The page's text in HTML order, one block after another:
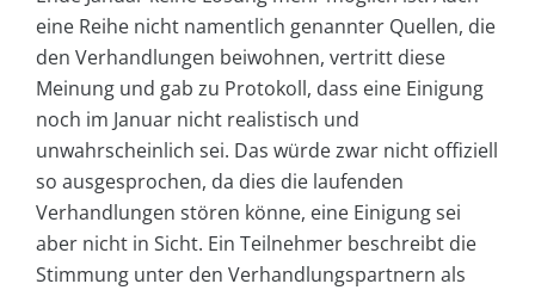
eine Reihe nicht namentlich genannter Quellen, die
den Verhandlungen beiwohnen, vertritt diese
Meinung und gab zu Protokoll, dass eine Einigung
noch im Januar nicht realistisch und
unwahrscheinlich sei. Das würde zwar nicht offiziell
so ausgesprochen, da dies die laufenden
Verhandlungen stören könne, eine Einigung sei
aber nicht in Sicht. Ein Teilnehmer beschreibt die
Stimmung unter den Verhandlungspartnern als